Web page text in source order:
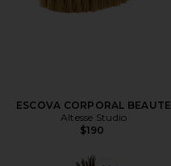
ESCOVA CORPORAL BEAUTE
Altesse Studio
$190